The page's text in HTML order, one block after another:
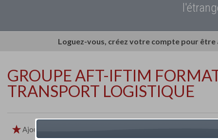
Loguez-vous, créez votre compte pour
GROUPE AFT-IFTIM
TRANSPORT LOGISTIQUE
Ajouter aux favoris